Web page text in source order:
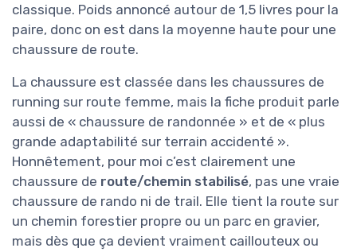
classique. Poids annoncé autour de 1,5 livres pour la
paire, donc on est dans la moyenne haute pour une
chaussure de route.
La chaussure est classée dans les chaussures de
running sur route femme, mais la fiche produit parle
aussi de « chaussure de randonnée » et de « plus
grande adaptabilité sur terrain accidenté ».
Honnêtement, pour moi c’est clairement une
chaussure de route/chemin stabilisé, pas une vraie
chaussure de rando ni de trail. Elle tient la route sur
un chemin forestier propre ou un parc en gravier,
mais dès que ça devient vraiment caillouteux ou